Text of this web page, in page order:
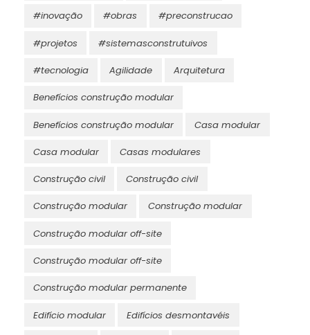
#inovação #obras #preconstrucao
#projetos #sistemasconstrutuivos
#tecnologia Agilidade Arquitetura
Benefícios construção modular
Benefícios construção modular Casa modular
Casa modular Casas modulares
Construção civil Construção civil
Construção modular Construção modular
Construção modular off-site
Construção modular off-site
Construção modular permanente
Edifício modular Edifícios desmontavéis